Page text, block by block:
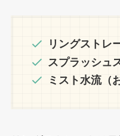
リングストレ
スプラッシュ
ミスト水流（